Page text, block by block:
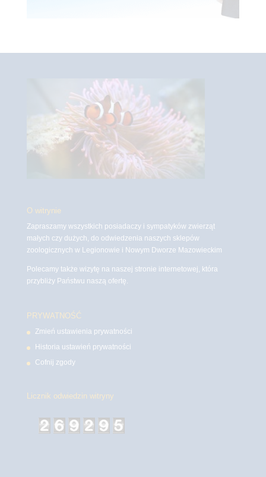
O witrynie
Zapraszamy wszystkich posiadaczy i sympatyków zwierząt
małych czy dużych, do odwiedzenia naszych sklepów
zoologicznych w Legionowie i Nowym Dworze Mazowieckim
Polecamy także wizytę na naszej stronie internetowej, która
przybliży Państwu naszą ofertę.
PRYWATNOŚĆ
Zmień ustawienia prywatności
Historia ustawień prywatności
Cofnij zgody
Licznik odwiedzin witryny